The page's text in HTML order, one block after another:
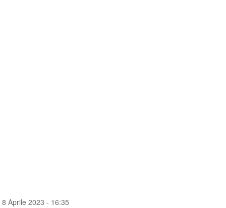
8 Aprile 2023 - 16:35